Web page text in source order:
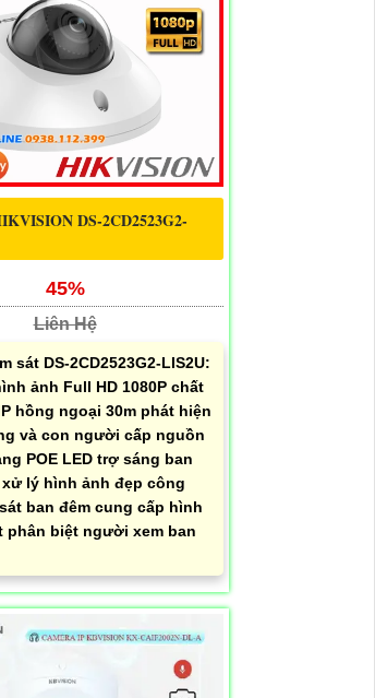
DS-2CD2523G2-
45%
Liên Hệ
sát DS-2CD2523G2-LIS2U:
ảnh Full HD 1080P chất
hồng ngoại 30m phát hiện
và con người cấp nguồn
POE LED trợ sáng ban
xử lý hình ảnh đẹp công
ban đêm cung cấp hình
phân biệt người xem ban